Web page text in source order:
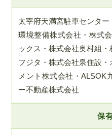
太宰府天満宮駐車センタ
環境整備株式会社・株式
ックス・株式会社奥村組
フジタ・株式会社泉住設
メント株式会社・ALSOK
ー不動産株式会社
保